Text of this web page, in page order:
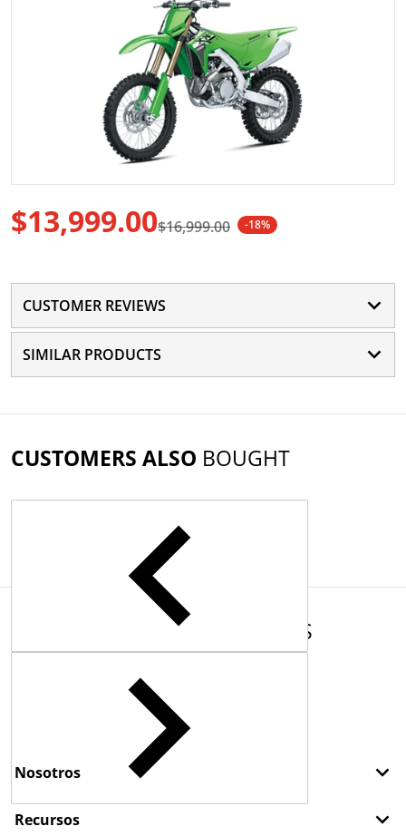
Abrir medio 1 en vista de
$16,999.00
$13,999.00 -18%
CUSTOMER REVIEWS
SIMILAR PRODUCTS
CUSTOMERS ALSO BOUGHT
COMPLEMENTARY PRODUCTS
Nosotros
Recursos